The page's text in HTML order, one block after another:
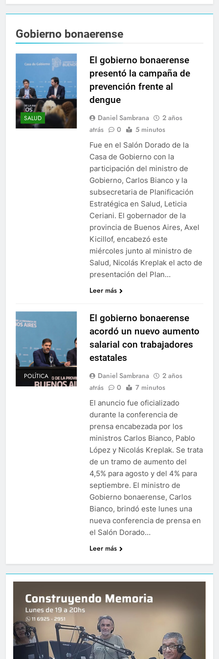
Gobierno bonaerense
SALUD
El gobierno bonaerense
presentó la campaña de
prevención frente al
dengue
Daniel Sambrana
2 años
atrás
0 5 minutos
Fue en el Salón Dorado de la
Casa de Gobierno con la
participación del ministro de
Gobierno, Carlos Bianco y la
subsecretaria de Planificación
Estratégica en Salud, Leticia
Ceriani. El gobernador de la
provincia de Buenos Aires, Axel
Kicillof, encabezó este
miércoles junto al ministro de
Salud, Nicolás Kreplak el acto de
presentación del Plan…
Leer más
POLÍTICA
El gobierno bonaerense
acordó un nuevo aumento
salarial con trabajadores
estatales
Daniel Sambrana
2 años
atrás
0 7 minutos
El anuncio fue oficializado
durante la conferencia de
prensa encabezada por los
ministros Carlos Bianco, Pablo
López y Nicolás Kreplak. Se trata
de un tramo de aumento del
4,5% para agosto y del 4% para
septiembre. El ministro de
Gobierno bonaerense, Carlos
Bianco, brindó este lunes una
nueva conferencia de prensa en
el Salón Dorado…
Leer más